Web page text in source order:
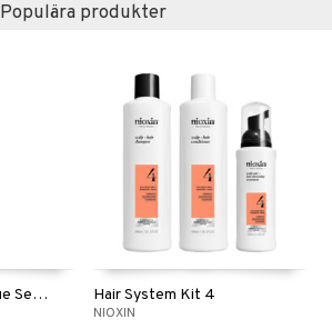
Populära produkter
Night Density Rescue Serum Hair System Kit 4
NIOXIN